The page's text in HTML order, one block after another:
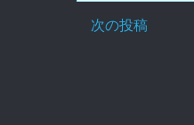
次の投稿